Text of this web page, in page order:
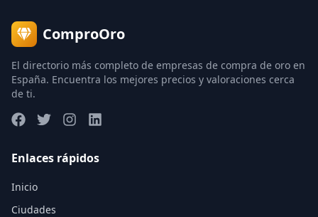
ComproOro
El directorio más completo de empresas de compra de oro en
España. Encuentra los mejores precios y valoraciones cerca
de ti.
Enlaces rápidos
Inicio
Ciudades